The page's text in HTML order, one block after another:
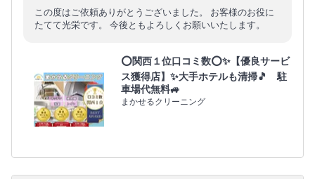
この度はご依頼ありがとうございました。 お客様のお役に
たてて光栄です。 今後ともよろしくお願いいたします。
⭕関西１位口コミ数⭕✨【優良サービ
ス獲得店】✨大手ホテルも清掃🎵 駐
車場代無料🚙
まかせるクリーニング